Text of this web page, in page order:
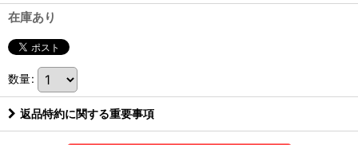
在庫あり
数量:
返品特約に関する重要事項